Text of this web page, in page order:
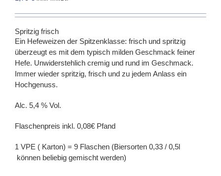
Spritzig frisch
Ein Hefeweizen der Spitzenklasse: frisch und spritzig
überzeugt es mit dem typisch milden Geschmack feiner
Hefe. Unwiderstehlich cremig und rund im Geschmack.
Immer wieder spritzig, frisch und zu jedem Anlass ein
Hochgenuss.
Alc. 5,4 % Vol.
Flaschenpreis inkl. 0,08€ Pfand
1 VPE ( Karton) = 9 Flaschen (Biersorten 0,33 / 0,5l
können beliebig gemischt werden)